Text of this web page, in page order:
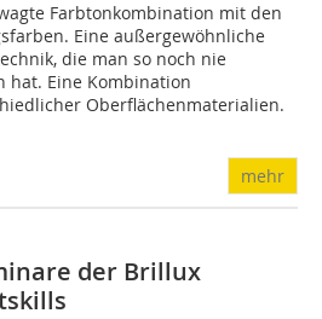
Farbtonkombination mit den
Eine außergewöhnliche
die man so noch nie
hat. Eine Kombination
Oberflächenmaterialien.
mehr
der Brillux